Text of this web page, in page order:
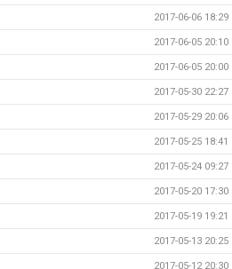
2017-06-06 18:29
2017-06-05 20:10
2017-06-05 20:00
2017-05-30 22:27
2017-05-29 20:06
2017-05-25 18:41
2017-05-24 09:27
2017-05-20 17:30
2017-05-19 19:21
2017-05-13 20:25
2017-05-12 20:30